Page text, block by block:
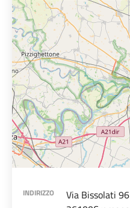
INDIRIZZO
Via Bissolati 96